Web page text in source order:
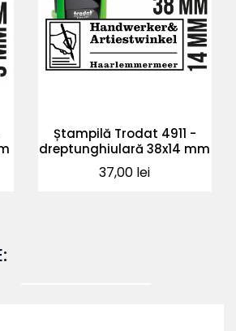
Ștampilă Trodat 4911 -
dreptunghiulară 38x14 mm
Pret
37,00 lei